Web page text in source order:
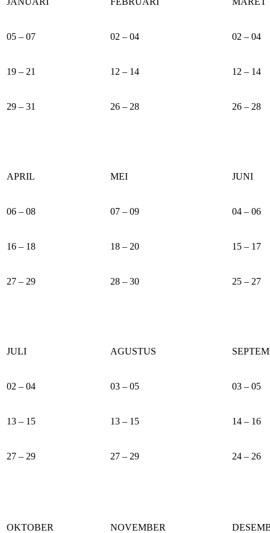
05 – 07 02 – 04 02 – 04
19 – 21 12 – 14 12 – 14
29 – 31 26 – 28 26 – 28
APRIL MEI JUNI
06 – 08 07 – 09 04 – 06
16 – 18 18 – 20 15 – 17
27 – 29 28 – 30 25 – 27
JULI AGUSTUS
02 – 04 03 – 05 03 – 05
13 – 15 13 – 15 14 – 16
27 – 29 27 – 29 24 – 26
OKTOBER NOVEMBER